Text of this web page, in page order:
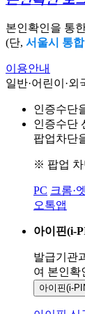
본인확인을 통
(단, 서울시 통
이용안내
일반·어린이·외
인증수단
인증수단
팝업차단
※ 팝업 차
PC 크롬·
오톡앱
아이핀(i-
발급기관
여 본인확
아이핀(i-